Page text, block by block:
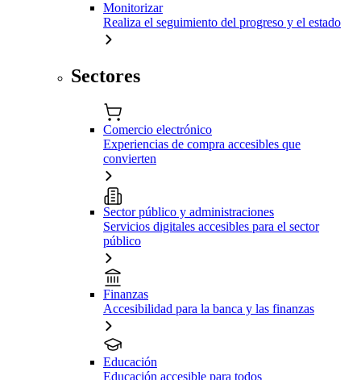
Monitorizar
Realiza el seguimiento del progreso y el estado
Sectores
Comercio electrónico
Experiencias de compra accesibles que
convierten
Sector público y administraciones
Servicios digitales accesibles para el sector
público
Finanzas
Accesibilidad para la banca y las finanzas
Educación
Educación accesible para todos